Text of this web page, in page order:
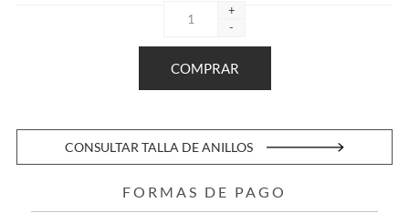
+
-
CONSULTAR TALLA DE ANILLOS
FORMAS DE PAGO